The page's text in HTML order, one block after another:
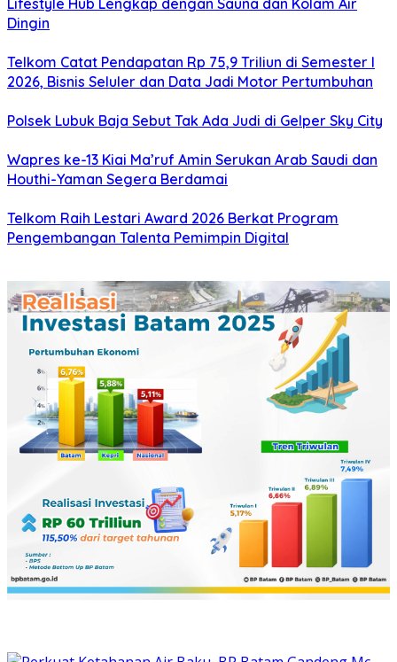
Lifestyle Hub Lengkap dengan Sauna dan Kolam Air
Dingin
Telkom Catat Pendapatan Rp 75,9 Triliun di Semester I
2026, Bisnis Seluler dan Data Jadi Motor Pertumbuhan
Polsek Lubuk Baja Sebut Tak Ada Judi di Gelper Sky City
Wapres ke-13 Kiai Ma’ruf Amin Serukan Arab Saudi dan
Houthi-Yaman Segera Berdamai
Telkom Raih Lestari Award 2026 Berkat Program
Pengembangan Talenta Pemimpin Digital